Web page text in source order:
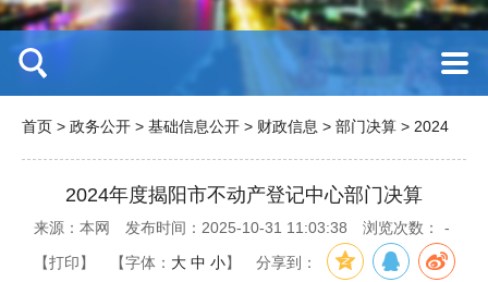
首页 > 政务公开 > 基础信息公开 > 财政信息 > 部门决算 > 2024
2024年度揭阳市不动产登记中心部门决算
来源：本网 发布时间：2025-10-31 11:03:38 浏览次数： -
【打印】 【字体： 大 中 小】 分享到：